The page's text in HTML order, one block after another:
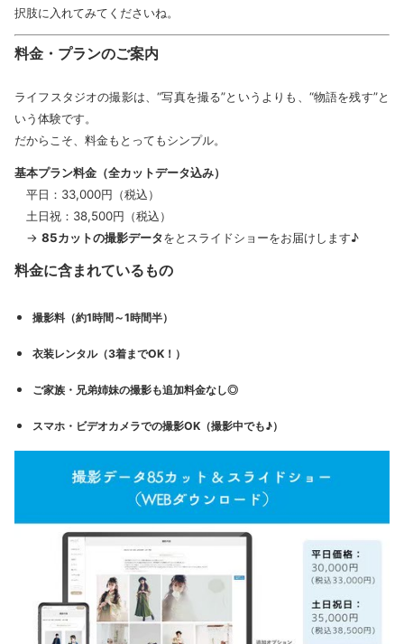
択肢に入れてみてくださいね。
料金・プランのご案内
ライフスタジオの撮影は、“写真を撮る”というよりも、“物語を残す”と
いう体験です。
だからこそ、料金もとってもシンプル。
基本プラン料金（全カットデータ込み）
平日：33,000円（税込）
土日祝：38,500円（税込）
→ 85カットの撮影データをとスライドショーをお届けします♪
料金に含まれているもの
撮影料（約1時間～1時間半）
衣装レンタル（3着までOK！）
ご家族・兄弟姉妹の撮影も追加料金なし◎
スマホ・ビデオカメラでの撮影OK（撮影中でも♪）